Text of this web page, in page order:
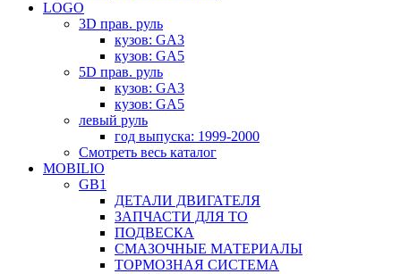
LOGO
3D прав. руль
кузов: GA3
кузов: GA5
5D прав. руль
кузов: GA3
кузов: GA5
левый руль
год выпуска: 1999-2000
Смотреть весь каталог
MOBILIO
GB1
ДЕТАЛИ ДВИГАТЕЛЯ
ЗАПЧАСТИ ДЛЯ ТО
ПОДВЕСКА
СМАЗОЧНЫЕ МАТЕРИАЛЫ
ТОРМОЗНАЯ СИСТЕМА